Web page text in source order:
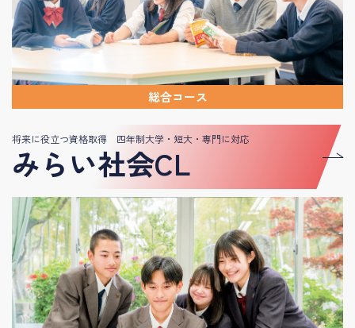
総合コース
将来に役立つ資格取得 四年制大学・短大・専門に対応
みらい社会CL